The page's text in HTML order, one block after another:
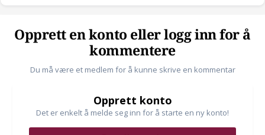
Opprett en konto eller logg inn for å
kommentere
Du må være et medlem for å kunne skrive en kommentar
Opprett konto
Det er enkelt å melde seg inn for å starte en ny konto!